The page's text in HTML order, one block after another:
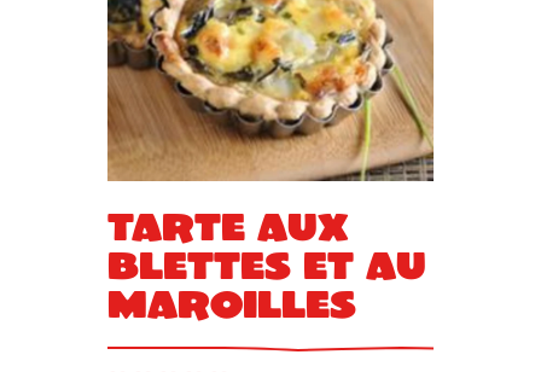
Tarte aux
blettes et au
maroilles